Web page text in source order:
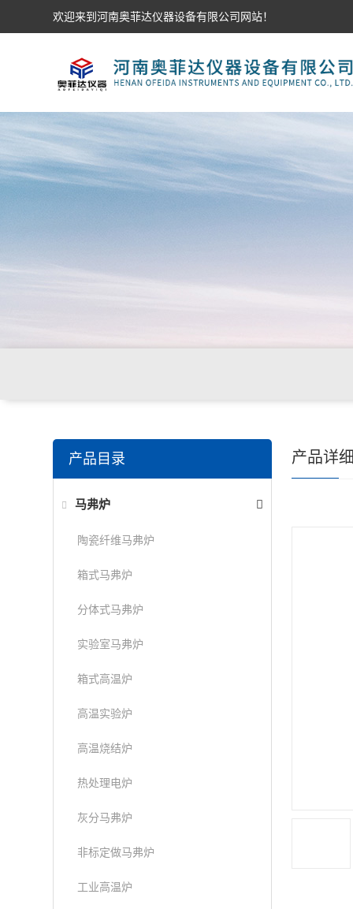
欢迎来到河南奥菲达仪器设备有限公司网站！
产品详
产品目录
马弗炉
陶瓷纤维马弗炉
箱式马弗炉
分体式马弗炉
实验室马弗炉
箱式高温炉
高温实验炉
高温烧结炉
热处理电炉
灰分马弗炉
非标定做马弗炉
工业高温炉